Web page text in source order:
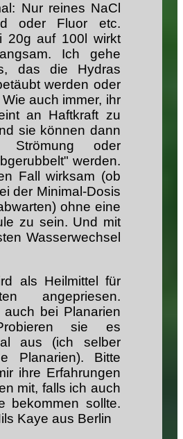
Nur reines NaCl
oder Fluor etc.
20g auf 100l wirkt
Ich gehe
das die Hydras
werden oder
auch immer, ihr
an Haftkraft zu
sie können dann
oder
werden.
Fall wirksam (ob
der Minimal-Dosis
ohne eine
zu sein. Und mit
Wasserwechsel
als Heilmittel für
angepriesen.
auch bei Planarien
sie es
aus (ich selber
Planarien). Bitte
ihre Erfahrungen
mit, falls ich auch
bekommen sollte.
Kaye aus Berlin